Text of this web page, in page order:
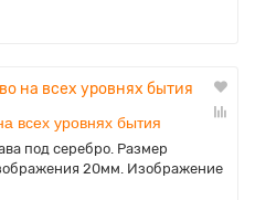
всех уровнях бытия
под серебро. Размер
20мм. Изображение